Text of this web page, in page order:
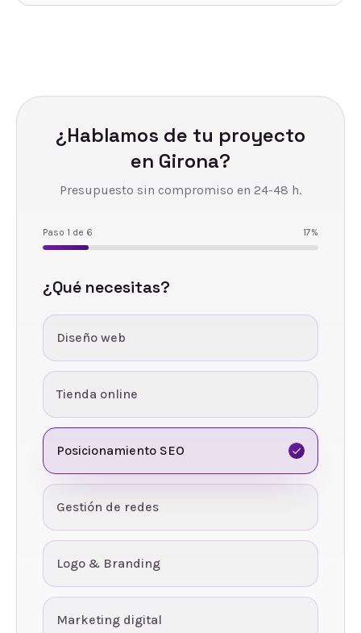
¿Hablamos de tu proyecto
en Girona?
Presupuesto sin compromiso en 24-48 h.
Paso 1 de 6 17%
¿Qué necesitas?
Diseño web
Tienda online
Posicionamiento SEO
Gestión de redes
Logo & Branding
Marketing digital